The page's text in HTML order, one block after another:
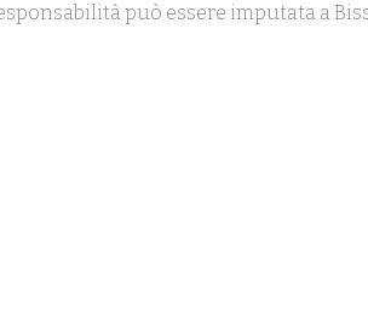
può essere imputata a